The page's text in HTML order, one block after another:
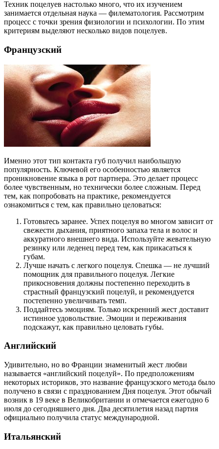
Техник поцелуев настолько много, что их изучением
занимается отдельная наука — филематология. Рассмотрим
процесс с точки зрения физиологии и психологии. По этим
критериям выделяют несколько видов поцелуев.
Французский
Именно этот тип контакта губ получил наибольшую
популярность. Ключевой его особенностью является
проникновение языка в рот партнера. Это делает процесс
более чувственным, но технически более сложным. Перед
тем, как попробовать на практике, рекомендуется
ознакомиться с тем, как правильно целоваться:
Готовьтесь заранее. Успех поцелуя во многом зависит от
свежести дыхания, приятного запаха тела и волос и
аккуратного внешнего вида. Используйте жевательную
резинку или леденец перед тем, как прикасаться к
губам.
Лучше начать с легкого поцелуя. Спешка — не лучший
помощник для правильного поцелуя. Легкие
прикосновения должны постепенно переходить в
страстный французский поцелуй, и рекомендуется
постепенно увеличивать темп.
Поддайтесь эмоциям. Только искренний жест доставит
истинное удовольствие. Эмоции и переживания
подскажут, как правильно целовать губы.
Английский
Удивительно, но во Франции знаменитый жест любви
называется «английский поцелуй». По предположениям
некоторых историков, это название французского метода было
получено в связи с празднованием Дня поцелуя. Этот обычай
возник в 19 веке в Великобритании и отмечается ежегодно 6
июля до сегодняшнего дня. Два десятилетия назад партия
официально получила статус международной.
Итальянский